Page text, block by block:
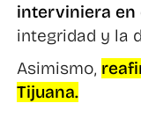
interviniera en
integridad y la
Asimismo,
Tijuana.